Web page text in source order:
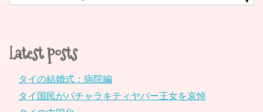
Latest posts
タイの結婚式：病院編
タイ国民がパチャラキティヤパー王女を哀悼